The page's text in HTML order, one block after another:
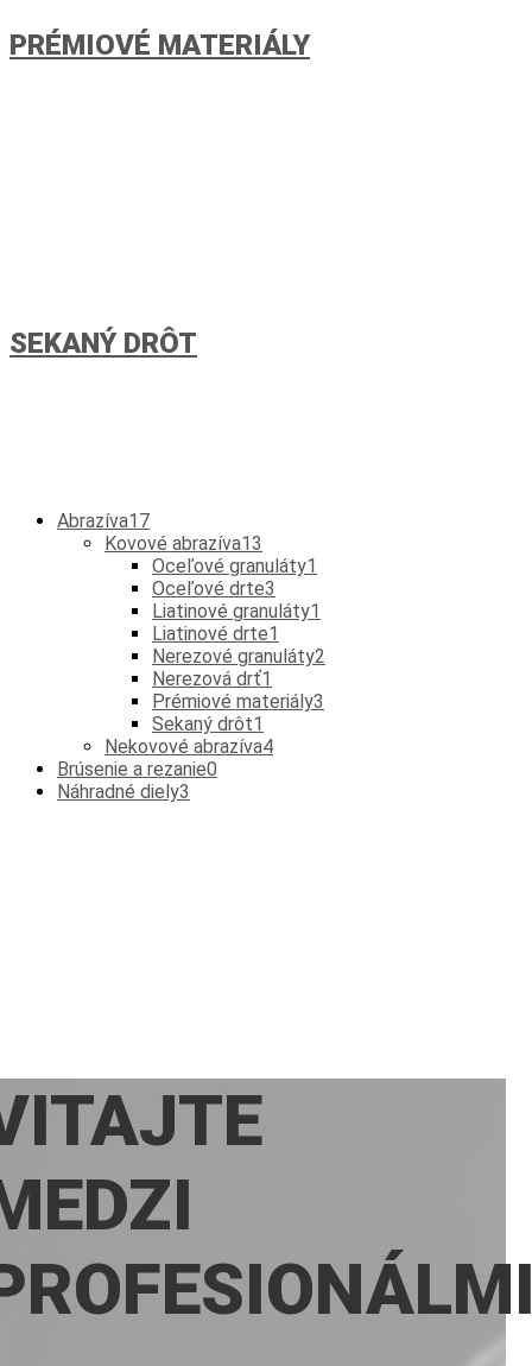
PRÉMIOVÉ MATERIÁLY
SEKANÝ DRÔT
Abrazíva17
Kovové abrazíva13
Oceľové granuláty1
Oceľové drte3
Liatinové granuláty1
Liatinové drte1
Nerezové granuláty2
Nerezová drť1
Prémiové materiály3
Sekaný drôt1
Nekovové abrazíva4
Brúsenie a rezanie0
Náhradné diely3